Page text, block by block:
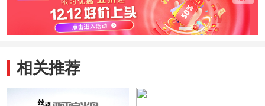
相关推荐